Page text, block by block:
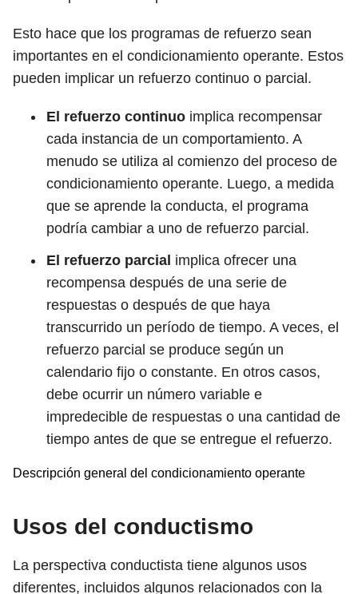
Esto hace que los programas de refuerzo sean
importantes en el condicionamiento operante. Estos
pueden implicar un refuerzo continuo o parcial.
El refuerzo continuo implica recompensar
cada instancia de un comportamiento. A
menudo se utiliza al comienzo del proceso de
condicionamiento operante. Luego, a medida
que se aprende la conducta, el programa
podría cambiar a uno de refuerzo parcial.
El refuerzo parcial implica ofrecer una
recompensa después de una serie de
respuestas o después de que haya
transcurrido un período de tiempo. A veces, el
refuerzo parcial se produce según un
calendario fijo o constante. En otros casos,
debe ocurrir un número variable e
impredecible de respuestas o una cantidad de
tiempo antes de que se entregue el refuerzo.
Descripción general del condicionamiento operante
Usos del conductismo
La perspectiva conductista tiene algunos usos
diferentes, incluidos algunos relacionados con la